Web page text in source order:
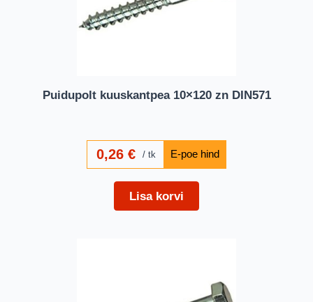
Puidupolt kuuskantpea 10×120 zn DIN571
0,26€ tk
Lisa korvi